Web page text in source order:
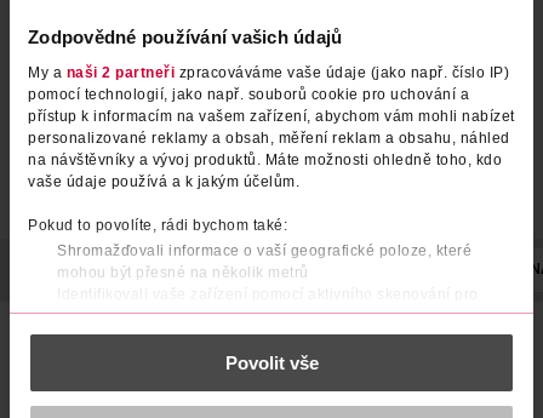
Zodpovědné používání vašich údajů
My a naši 2 partneři zpracováváme vaše údaje (jako např. číslo IP)
pomocí technologií, jako např. souborů cookie pro uchování a
přístup k informacím na vašem zařízení, abychom vám mohli nabízet
personalizované reklamy a obsah, měření reklam a obsahu, náhled
na návštěvníky a vývoj produktů. Máte možnosti ohledně toho, kdo
vaše údaje používá a k jakým účelům.
Pokud to povolíte, rádi bychom také:
Shromažďovali informace o vaší geografické poloze, které
mohou být přesné na několik metrů
Identifikovali vaše zařízení pomocí aktivního skenování pro
konkrétní charakteristiky (otisk prstu)
Zjistěte více o tom, jak zpracováváme vaše osobní údaje, a nastavte
části s podrobnostmi . Svůj souhlas můžete kdykoliv
Povolit vše
229 Kč
DO KOŠÍKU
Obj. č.: 1382181
DO KOŠÍKU
Obj. č.: 942157
POPIS POUŽITÍ SLOŽENÍ
Head & Shoulders Šampon Proti Lupům Anti Hair Fall
poskytuje vynikající účinnost a zároveň pečuje o pokožku
hlavy. Složení s látkou Piroctone Olamine a Trojitou
Ochranou* působí již od prvního umytí přímo u zdroje tří